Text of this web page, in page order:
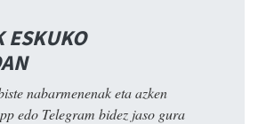
ESKUKO
nabarmenenak eta azken
edo Telegram bidez jaso gura